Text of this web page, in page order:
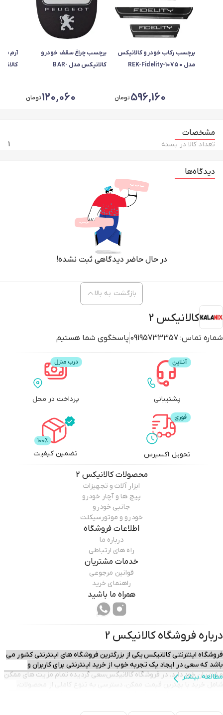
برچسب رکاب خودرو کالانیکس
مدل REK-Fidelity-10750
596,160تومان
برچسب چراغ سقف خودرو
کالانیکس مدل BAR-
120,060تومان
آرم
مشخصات
تعداد کالا در بسته 1
دیدگاه‌ها
در حال حاضر دیدگاهی ثبت نشده!
کالانیکس 2
شماره تماس: 09195733357 پاسخگوی شما هستیم
بازگشت به بالا
پشتیبانی پرداخت در محل
تحویل اکسپرس تضمین کیفیت
محصولاتکالانیکس 2
ابزار آلات و تجهیزات
پیچ ها و آچار خودرو
جانبی خودرو
خودرو و موتورسیکلت
اطلاعات فروشگاه
درباره ما
راه های ارتباطی
خدمات مشتریان
قوانین مرجوعی
راهنمای خرید
همراه ما باشید
درباره فروشگاهکالانیکس 2
فروشگاه اینترنتی کالانیکس یکی از بزرگترین فروشگاه های اینترنتی کشور می
باشد که سعی در ایجاد یک تجربه خوب از خرید اینترنتی برای کاربران و
مشتریان خود دارد. در فروشگاه کالانیکس سعی گردیده تمام مزیت های ممکن
شامل خرید با بهترین قیمت ممکن، دسترسی به تنوع کاملی از محصولات،
مطالعه بیشتر